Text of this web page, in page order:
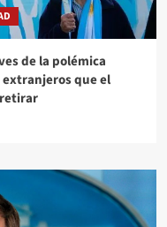
de la polémica
que el